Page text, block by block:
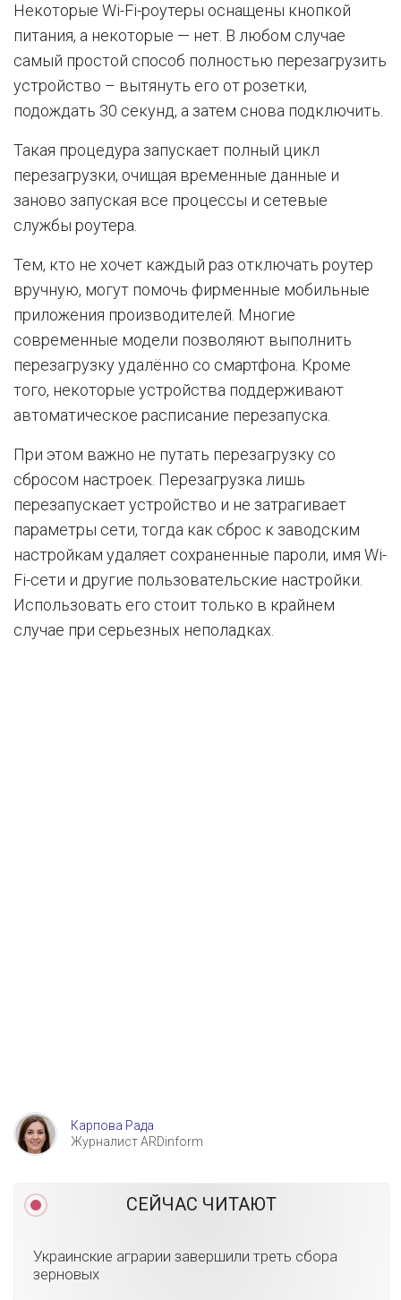
Некоторые Wi-Fi-роутеры оснащены кнопкой
питания, а некоторые — нет. В любом случае
самый простой способ полностью перезагрузить
устройство – вытянуть его от розетки,
подождать 30 секунд, а затем снова подключить.
Такая процедура запускает полный цикл
перезагрузки, очищая временные данные и
заново запуская все процессы и сетевые
службы роутера.
Тем, кто не хочет каждый раз отключать роутер
вручную, могут помочь фирменные мобильные
приложения производителей. Многие
современные модели позволяют выполнить
перезагрузку удалённо со смартфона. Кроме
того, некоторые устройства поддерживают
автоматическое расписание перезапуска.
При этом важно не путать перезагрузку со
сбросом настроек. Перезагрузка лишь
перезапускает устройство и не затрагивает
параметры сети, тогда как сброс к заводским
настройкам удаляет сохраненные пароли, имя Wi-
Fi-сети и другие пользовательские настройки.
Использовать его стоит только в крайнем
случае при серьезных неполадках.
Карпова Рада
Журналист ARDinform
СЕЙЧАС ЧИТАЮТ
Украинские аграрии завершили треть сбора
зерновых